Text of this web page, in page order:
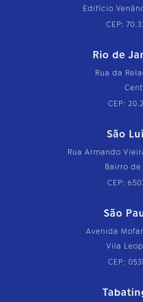
Edifício
CEP:
Rio de
Rua da
CEP:
São
Rua Armando
Bairro de
CEP:
São
Avenida
Vila
CEP: